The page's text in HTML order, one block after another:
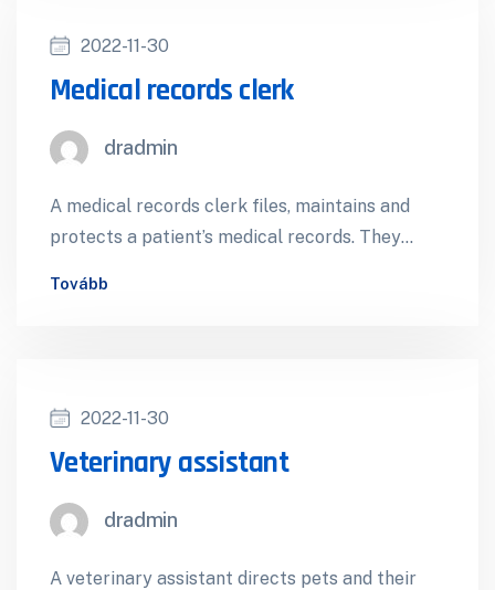
2022-11-30
Medical records clerk
dradmin
A medical records clerk files, maintains and
protects a patient’s medical records. They
Tovább
2022-11-30
Veterinary assistant
dradmin
A veterinary assistant directs pets and their